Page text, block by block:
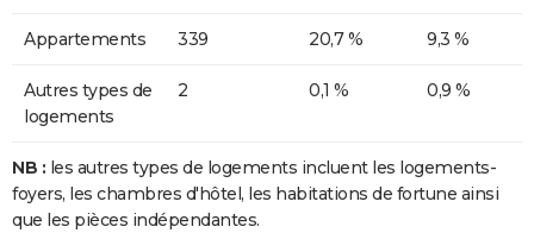
Appartements 339 20,7 % 9,3 %
Autres types de
logements
2 0,1 % 0,9 %
NB : les autres types de logements incluent les logements-
foyers, les chambres d'hôtel, les habitations de fortune ainsi
que les pièces indépendantes.